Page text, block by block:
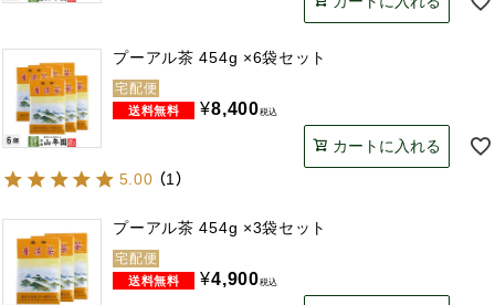
プーアル茶 454g ×6袋セット
宅配便
¥8,400税込
カートに入れる
5.00 （1）
プーアル茶 454g ×3袋セット
宅配便
¥4,900税込